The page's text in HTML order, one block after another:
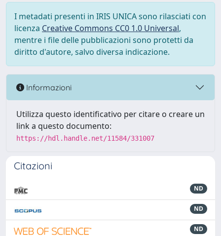
I metadati presenti in IRIS UNICA sono rilasciati con
licenza Creative Commons CC0 1.0 Universal,
mentre i file delle pubblicazioni sono protetti da
diritto d'autore, salvo diversa indicazione.
Informazioni
Utilizza questo identificativo per citare o creare un
link a questo documento:
https://hdl.handle.net/11584/331007
Citazioni
ND
ND
ND